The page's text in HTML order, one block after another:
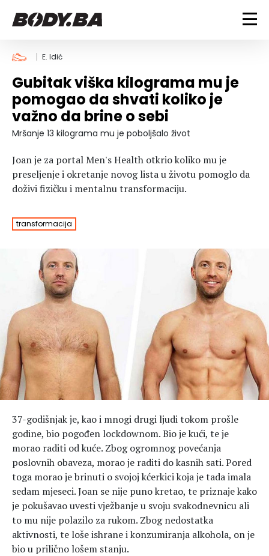
FITNESS
Vježbanje
Mršanje
Discipline
Indoor & Outdoor
BODYBUILDING
Trening i vježbe
Takmičarski bodybuilding
Ostalo
ISHRANA
Nutricionizam
Recepti
Tablica kalorija
ZDRAVLJE
Um i tijelo
Lifestyle
Trudnice
LIFESTYLE
Bodybuilding
Fitness
Ishrana
Zdravlje
Hedonizam
VODA
MAGAZIN
Njega nje
Njega njega
Šminka
Tehnologija
KALORIJE
E. Idić
Gubitak viška kilograma mu je
pomogao da shvati koliko je
važno da brine o sebi
Mršanje 13 kilograma mu je poboljšalo život
Joan je za portal Men's Health otkrio koliko mu je
preseljenje i okretanje novog lista u životu pomoglo da
doživi fizičku i mentalnu transformaciju.
transformacija
37-godišnjak je, kao i mnogi drugi ljudi tokom prošle
godine, bio pogođen lockdownom. Bio je kući, te je
morao raditi od kuće. Zbog ogromnog povećanja
poslovnih obaveza, morao je raditi do kasnih sati. Pored
toga morao je brinuti o svojoj kćerkici koja je tada imala
sedam mjeseci. Joan se nije puno kretao, te priznaje kako
je pokušavao uvesti vježbanje u svoju svakodnevnicu ali
to mu nije polazilo za rukom. Zbog nedostatka
aktivnosti, te loše ishrane i konzumiranja alkohola, on je
bio u prilično lošem stanju.